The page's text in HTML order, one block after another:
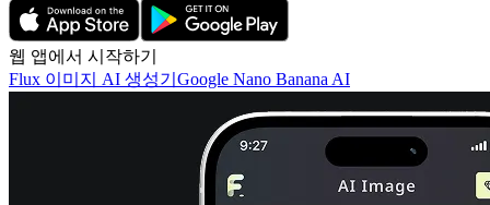
웹 앱에서 시작하기
Flux 이미지 AI 생성기 Google Nano Banana AI